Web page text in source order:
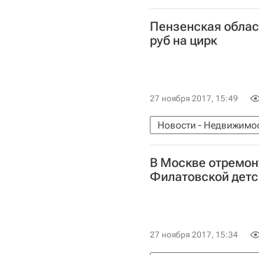
Пензенская
руб на цирк
27 ноября 2017, 15:49
Новости -
В Москве
Филатовской
27 ноября 2017, 15:34